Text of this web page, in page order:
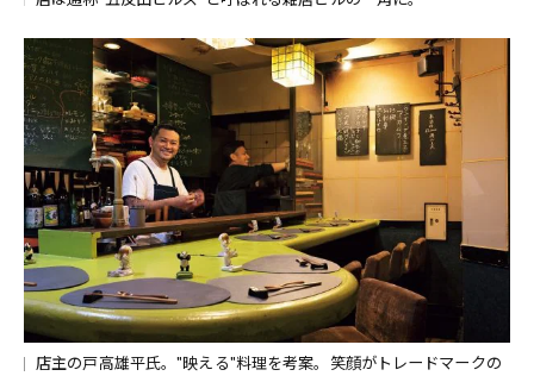
店主の戸高雄平氏。"映える"料理を考案。笑顔がトレードマークの